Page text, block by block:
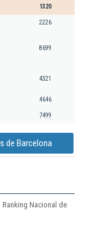
1320
2226
8699
4321
4646
7499
de Barcelona
Nacional de